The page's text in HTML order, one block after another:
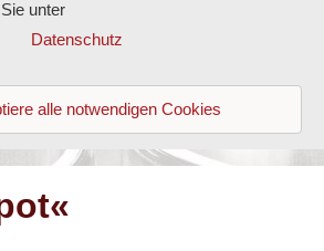
unter
Datenschutz
alle notwendigen Cookies